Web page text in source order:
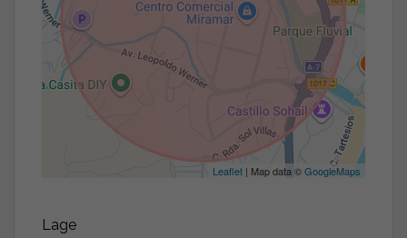
Leaflet | Map data ©GoogleMaps
Lage